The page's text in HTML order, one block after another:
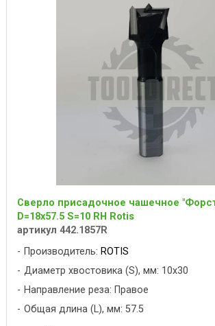
Сверло присадочное чашечное
D=18x57.5 S=10 RH Rotis
артикул 442.1857R
Производитель: ROTIS
Диаметр хвостовика (S), мм: 10x30
Направление реза: Правое
Общая длина (L), мм: 57.5